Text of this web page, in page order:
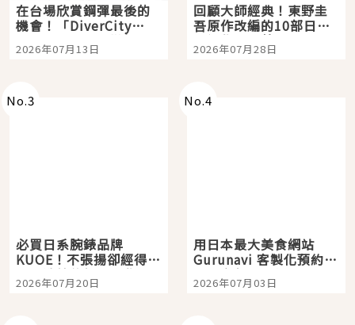
在台場欣賞鋼彈最後的
機會！「DiverCity
Tokyo Plaza」搭船、
購物、美食及夜景，一
2026年07月13日
回顧大師經典！東野圭
吾原作改編的10部日本
影視作品推薦
2026年07月28日
No.3
必買日系腕錶品牌
KUOE！不張揚卻經得起
時間洗鍊的經典之作五
選
2026年07月20日
No.4
用日本最大美食網站
Gurunavi 客製化預約九
大都市餐廳，打造專屬
美食體驗！
2026年07月03日